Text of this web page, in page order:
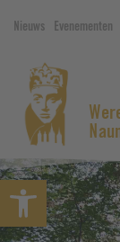
Open
Nieuws Evenementen